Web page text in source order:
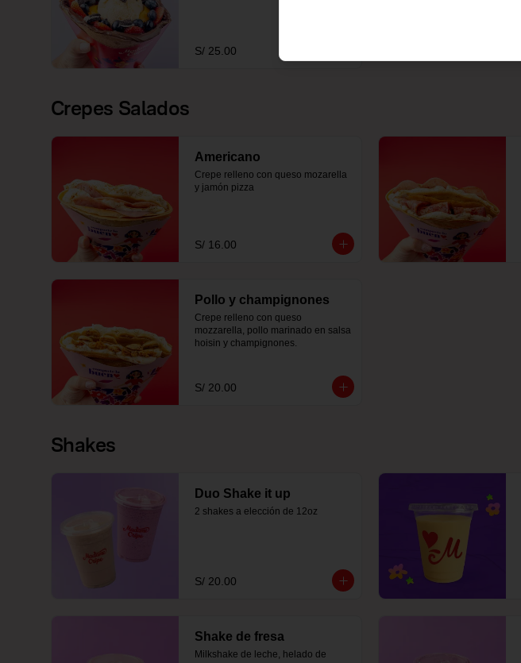
S/ 25.00
Crepes Salados
Americano
Crepe relleno con queso mozarella
y jamón pizza
S/ 16.00
Pollo y champignones
Crepe relleno con queso
mozzarella, pollo marinado en salsa
hoisin y champignones.
S/ 20.00
Shakes
Duo Shake it up
2 shakes a elección de 12oz
S/ 20.00
Shake de fresa
Milkshake de leche, helado de